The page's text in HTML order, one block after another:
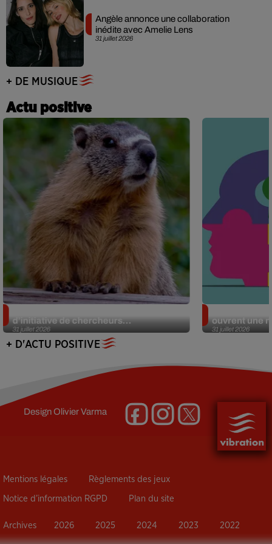
31 juillet 2026
Angèle annonce une collaboration
inédite avec Amelie Lens
+ DE MUSIQUE
Actu positive
31 juillet 2026
d’initiative de chercheurs...
31 juillet 2026
ouvrent une
+ D'ACTU POSITIVE
DesignOlivier Varma
Mentions légales Règlements des jeux
Notice d’information RGPD Plan du site
Archives 2026 2025 2024 2023 2022